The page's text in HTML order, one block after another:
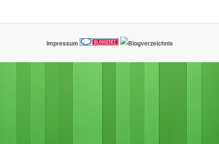
Impressum